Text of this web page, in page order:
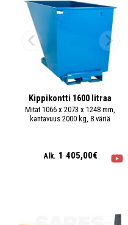
Kippikontti 1600 litraa
Mitat 1066 x 2073 x 1248 mm,
kantavuus 2000 kg, 8 väriä
Alk. 1 405,00€